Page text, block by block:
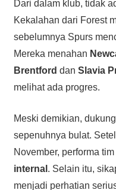
Dari dalam klub, tidak
Kekalahan dari Forest
sebelumnya Spurs
Mereka menahan
Brentford dan Slavia
melihat ada progres.
Meski demikian,
sepenuhnya bulat.
November, performa
internal . Selain itu,
menjadi perhatian